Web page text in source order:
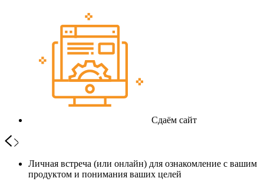
Сдаём сайт
Личная встреча (или онлайн) для ознакомление с вашим
продуктом и понимания ваших целей